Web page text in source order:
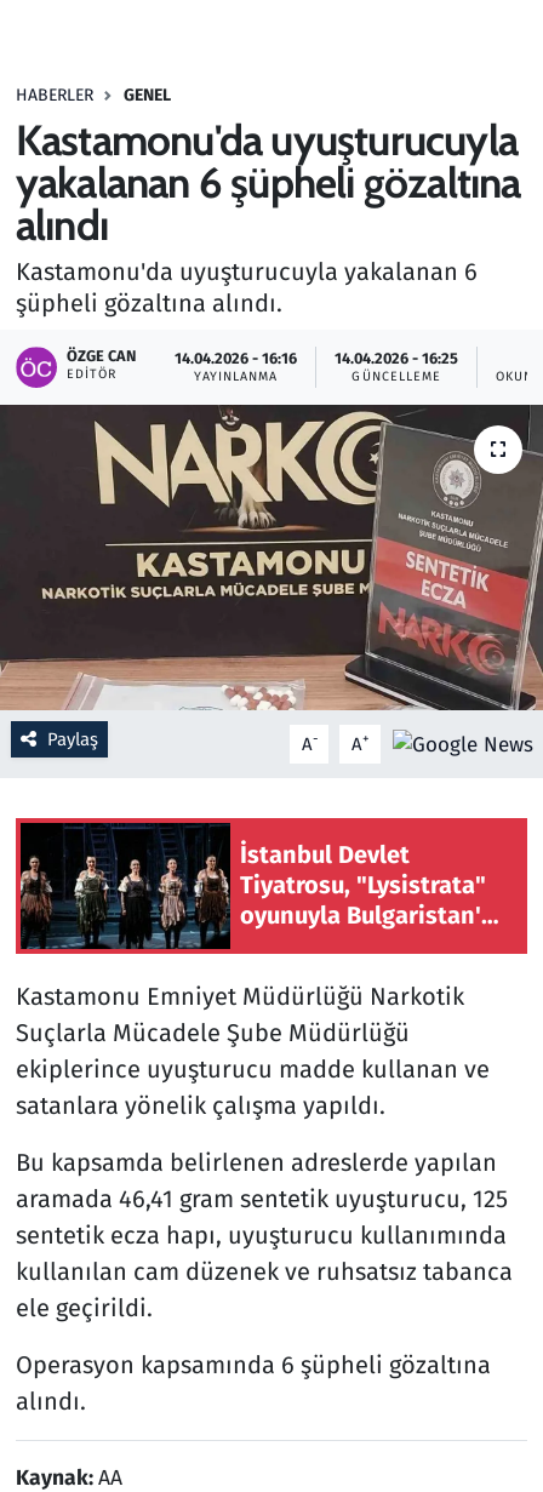
HABERLER GENEL
Kastamonu'da uyuşturucuyla
yakalanan 6 şüpheli gözaltına
alındı
Kastamonu'da uyuşturucuyla yakalanan 6
şüpheli gözaltına alındı.
ÖZGE CAN
EDITÖR
14.04.2026 - 16:16
YAYINLANMA
14.04.2026 - 16:25
GÜNCELLEME
Paylaş A- A+
İstanbul Devlet
Tiyatrosu, "Lysistrata"
oyunuyla Bulgaristan'da
Kastamonu Emniyet Müdürlüğü Narkotik
Suçlarla Mücadele Şube Müdürlüğü
ekiplerince uyuşturucu madde kullanan ve
satanlara yönelik çalışma yapıldı.
Bu kapsamda belirlenen adreslerde yapılan
aramada 46,41 gram sentetik uyuşturucu, 125
sentetik ecza hapı, uyuşturucu kullanımında
kullanılan cam düzenek ve ruhsatsız tabanca
ele geçirildi.
Operasyon kapsamında 6 şüpheli gözaltına
alındı.
Kaynak:AA
Haber
Kültür Sanat
Kurumsal Haberler
Lezzet Durağı
Memur ve Kamu
Oyun
Ramazan
Resmi İlanlar
Rüya Tabirleri
Sağlık
Seçim 2023
Spor
Televizyon